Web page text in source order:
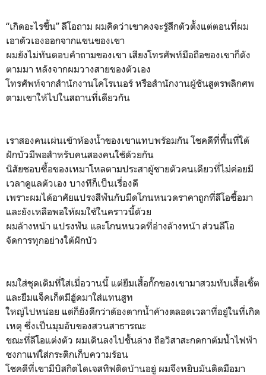
“เกิดอะไรขึ้น” ลีโอถาม ผมคิดว่าเขาคงจะรู้สึกตัวตั้งแต่ตอนที่ผม
เอาตัวเองออกจากแขนของเขา
ผมยังไม่ทันตอบคำถามของเขา เสียงโทรศัพท์มือถือของเขาก็ดัง
ตามมา หลังจากผมวางสายของตัวเอง
โทรศัพท์จากสำนักงานโคโรเนอร์ หรือสำนักงานผู้ชันสูตรพลิกศพ
ตามเขาให้ไปในสถานที่เดียวกัน
เราสองคนเผ่นเข้าห้องน้ำของเขาแทบพร้อมกัน โชคดีที่พื้นที่ใต้
ฝักบัวมีพอสำหรับคนสองคนใช้ด้วยกัน
นิสัยชอบซื้อของเหมาโหลตามประสาผู้ชายตัวคนเดียวที่ไม่ค่อยมี
เวลาดูแลตัวเอง บางทีก็เป็นเรื่องดี
เพราะผมได้อาศัยแปรงสีฟันกับมีดโกนหนวดราคาถูกที่ลีโอซื้อมา
และยังเหลือพอให้ผมใช้ในคราวนี้ด้วย
ผมล้างหน้า แปรงฟัน และโกนหนวดที่อ่างล้างหน้า ส่วนลีโอ
จัดการทุกอย่างใต้ฝักบัว
ผมใส่ชุดเดิมที่ใส่เมื่อวานนี้ แต่ยืมเสื้อกั๊กของเขามาสวมทับเสื้อเชิ้ต
และยืมแจ็คเก็ตมีฮู้ดมาใส่แทนสูท
ใหญ่ไปหน่อย แต่ก็ยังดีกว่าต้องตากน้ำค้างตลอดเวลาที่อยู่ในที่เกิด
เหตุ ซึ่งเป็นมุมอับของสวนสาธารณะ
ขณะที่ลีโอแต่งตัว ผมเดินลงไปชั้นล่าง ถือวิสาสะกดกาต้มน้ำไฟฟ้า
ชงกาแฟใส่กระติกเก็บความร้อน
โชคดีที่เขามีบิสกิตไดเจสทิฟติดบ้านอยู่ ผมจึงหยิบมันติดมือมา